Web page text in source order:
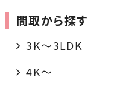
間取から探す
3K〜3LDK
4K〜